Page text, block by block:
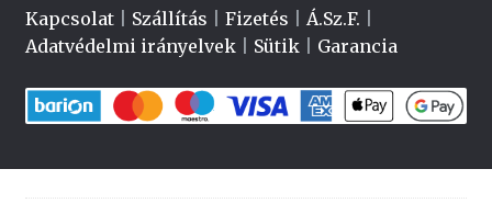
Kapcsolat| Szállítás Fizetés Á.Sz.F.
Adatvédelmi irányelvek| Sütik| Garancia